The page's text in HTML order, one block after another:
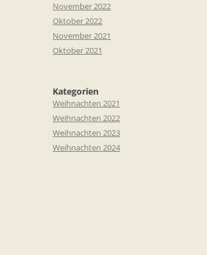
November 2022
Oktober 2022
November 2021
Oktober 2021
Kategorien
Weihnachten 2021
Weihnachten 2022
Weihnachten 2023
Weihnachten 2024